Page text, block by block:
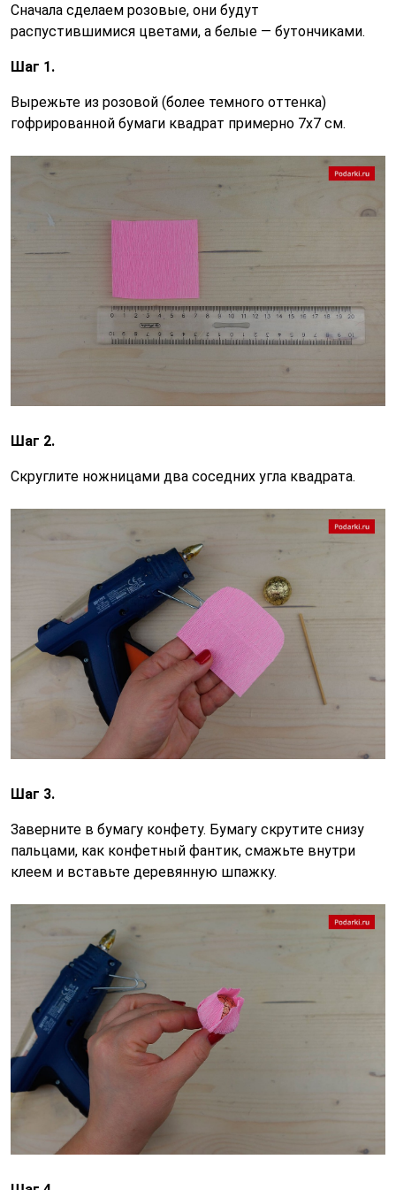
Сначала сделаем розовые, они будут
распустившимися цветами, а белые — бутончиками.
Шаг 1.
Вырежьте из розовой (более темного оттенка)
гофрированной бумаги квадрат примерно 7х7 см.
Шаг 2.
Скруглите ножницами два соседних угла квадрата.
Шаг 3.
Заверните в бумагу конфету. Бумагу скрутите снизу
пальцами, как конфетный фантик, смажьте внутри
клеем и вставьте деревянную шпажку.